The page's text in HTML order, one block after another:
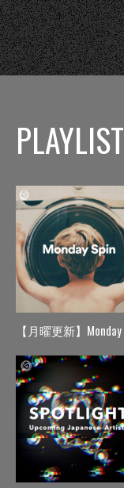
PLAYLIST